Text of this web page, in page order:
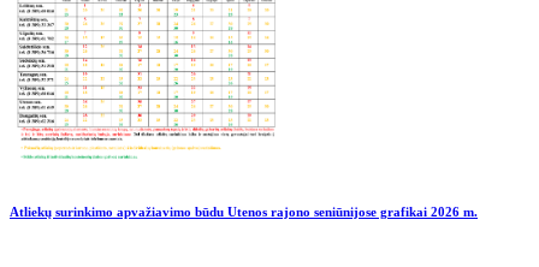
Atliekų surinkimo apvažiavimo būdu Utenos rajono seniūnijose grafikai 2026 m.